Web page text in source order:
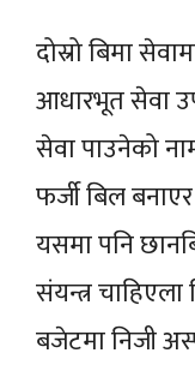
दोस्रो बिमा
आधारभूत सेवा
सेवा पाउनेको
फर्जी बिल
यसमा पनि
संयन्त्र चाहिएला
बजेटमा निजी